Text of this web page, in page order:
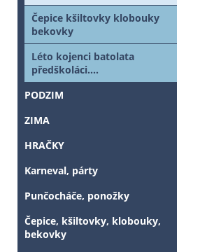
Čepice kšiltovky klobouky
bekovky
Léto kojenci batolata
předškoláci....
PODZIM
ZIMA
HRAČKY
Karneval, párty
Punčocháče, ponožky
Čepice, kšiltovky, klobouky,
bekovky